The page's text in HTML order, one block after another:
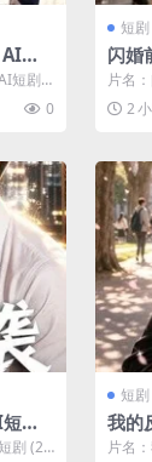
短
短剧
0
短剧
闪婚
集）
片名
集）
2
剧
剧 (20
短剧
我的
6)
片名